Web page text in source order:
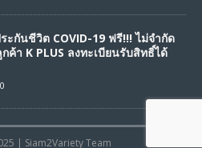
ะกันชีวิต COVID-19 ฟรี!!! ไม่จำกัด
ค้า K PLUS ลงทะเบียนรับสิทธิ์ได้
| Siam2Variety Team